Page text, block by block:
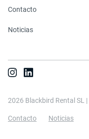
Contacto
Noticias
2026 Blackbird Rental SL |
Contacto Noticias